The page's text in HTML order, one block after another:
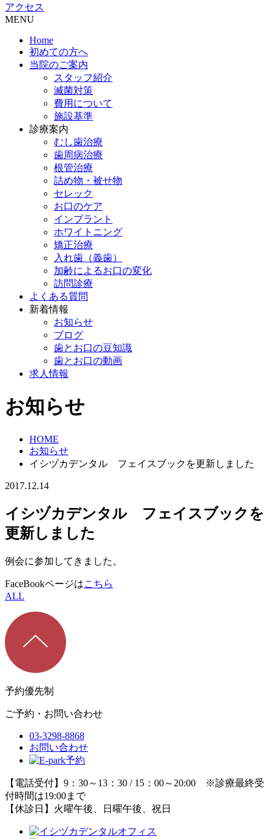
アクセス
MENU
Home
初めての方へ
当院のご案内
スタッフ紹介
滅菌対策
費用について
施設基準
診療案内
むし歯治療
歯周病治療
根管治療
詰め物・被せ物
セレック
お口のケア
インプラント
ホワイトニング
矯正治療
入れ歯（義歯）
加齢によるお口の変化
訪問診療
よくある質問
新着情報
お知らせ
ブログ
歯とお口の豆知識
歯とお口の動画
求人情報
お知らせ
HOME
お知らせ
イシヅカデンタル フェイスブックを更新しました
2017.12.14
イシヅカデンタル フェイスブックを
更新しました
例会に参加してきました。
FaceBookページはこちら
ALL
予約優先制
ご予約・お問い合わせ
03-3298-8868
お問い合わせ
【電話受付】9：30～13：30 / 15：00～20:00 ※診療最終受
付時間は19:00まで
【休診日】火曜午後、日曜午後、祝日